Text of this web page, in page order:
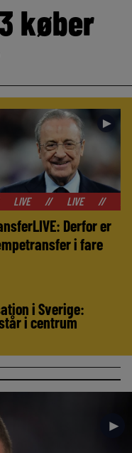
køber
►
// LIVE // LIVE
Derfor er
i fare
i Sverige:
i centrum
►